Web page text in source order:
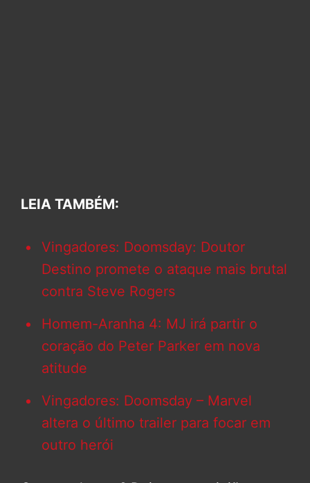
LEIA TAMBÉM:
Vingadores: Doomsday: Doutor
Destino promete o ataque mais brutal
contra Steve Rogers
Homem-Aranha 4: MJ irá partir o
coração do Peter Parker em nova
atitude
Vingadores: Doomsday – Marvel
altera o último trailer para focar em
outro herói